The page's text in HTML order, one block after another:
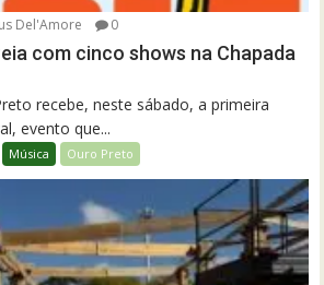
Del'Amore 0
com cinco shows na Chapada
recebe, neste sábado, a primeira
evento que...
Música Ouro Preto